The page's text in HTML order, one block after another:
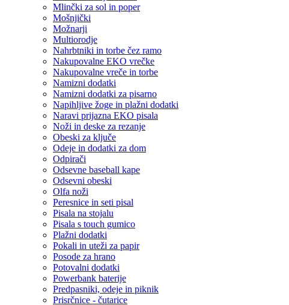
Mlinčki za sol in poper
Mošnjički
Možnarji
Multiorodje
Nahrbtniki in torbe čez ramo
Nakupovalne EKO vrečke
Nakupovalne vreče in torbe
Namizni dodatki
Namizni dodatki za pisarno
Napihljive žoge in plažni dodatki
Naravi prijazna EKO pisala
Noži in deske za rezanje
Obeski za ključe
Odeje in dodatki za dom
Odpirači
Odsevne baseball kape
Odsevni obeski
Olfa noži
Peresnice in seti pisal
Pisala na stojalu
Pisala s touch gumico
Plažni dodatki
Pokali in uteži za papir
Posode za hrano
Potovalni dodatki
Powerbank baterije
Predpasniki, odeje in piknik
Prisrčnice - čutarice